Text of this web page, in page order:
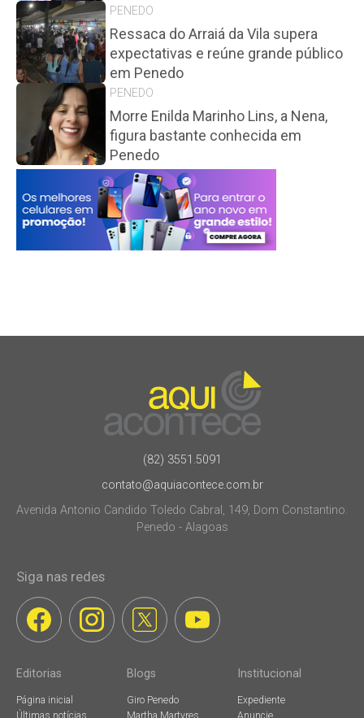
PENEDO
Ressaca do Arraiá da Vila supera
expectativas e reúne grande público
em Penedo
PENEDO
Morre Enilda Marinho Lins, a Nena,
figura bastante conhecida em
Penedo
(82) 3551.5091
contato@aquiacontece.com.br
Avenida Antonio Candido Toledo Cabral, 149, Dom Constantino.
Penedo - Alagoas
Siga nas redes
Editorias
Página inicial
Últimas notícias
Blogs
Giro Penedo
Martha Martyres
Institucional
Expediente
Anuncie